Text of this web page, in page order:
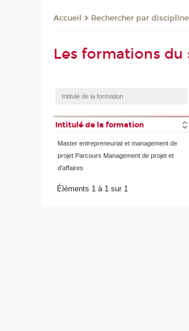
Accueil Rechercher par discipline
Les formations
Intitulé de la formation
Master entrepreneuriat et management de
projet Parcours Management de projet et
d'affaires
Éléments 1 à 1 sur 1